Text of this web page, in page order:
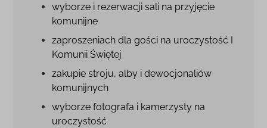
wyborze i rezerwacji sali na przyjęcie
komunijne
zaproszeniach dla gości na uroczystość I
Komunii Świętej
zakupie stroju, alby i dewocjonaliów
komunijnych
wyborze fotografa i kamerzysty na
uroczystość